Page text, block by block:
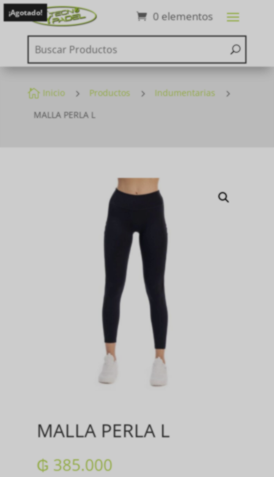
0 elementos
¡Agotado!
 Inicio 5 Productos 5 Indumentarias 5
MALLA PERLA L
MALLA PERLA L
₲ 385.000